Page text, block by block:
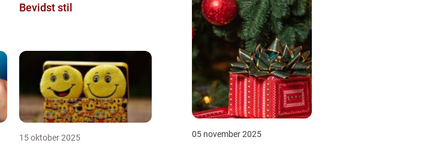
Bevidst stil
15 oktober 2025 05 november 2025